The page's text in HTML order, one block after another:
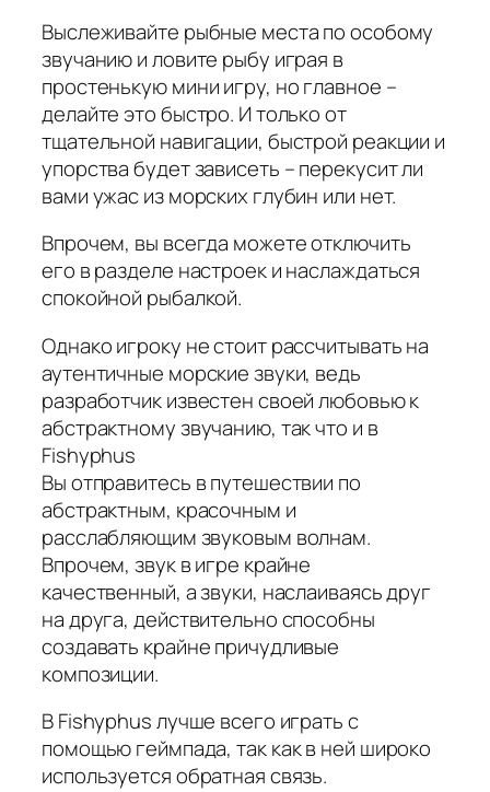
Выслеживайте рыбные места по особому
звучанию и ловите рыбу играя в
простенькую мини игру, но главное –
делайте это быстро. И только от
тщательной навигации, быстрой реакции и
упорства будет зависеть – перекусит ли
вами ужас из морских глубин или нет.
Впрочем, вы всегда можете отключить
его в разделе настроек и наслаждаться
спокойной рыбалкой.
Однако игроку не стоит рассчитывать на
аутентичные морские звуки, ведь
разработчик известен своей любовью к
абстрактному звучанию, так что и в
Fishyphus
Вы отправитесь в путешествии по
абстрактным, красочным и
расслабляющим звуковым волнам.
Впрочем, звук в игре крайне
качественный, а звуки, наслаиваясь друг
на друга, действительно способны
создавать крайне причудливые
композиции.
В Fishyphus лучше всего играть с
помощью геймпада, так как в ней широко
используется обратная связь.